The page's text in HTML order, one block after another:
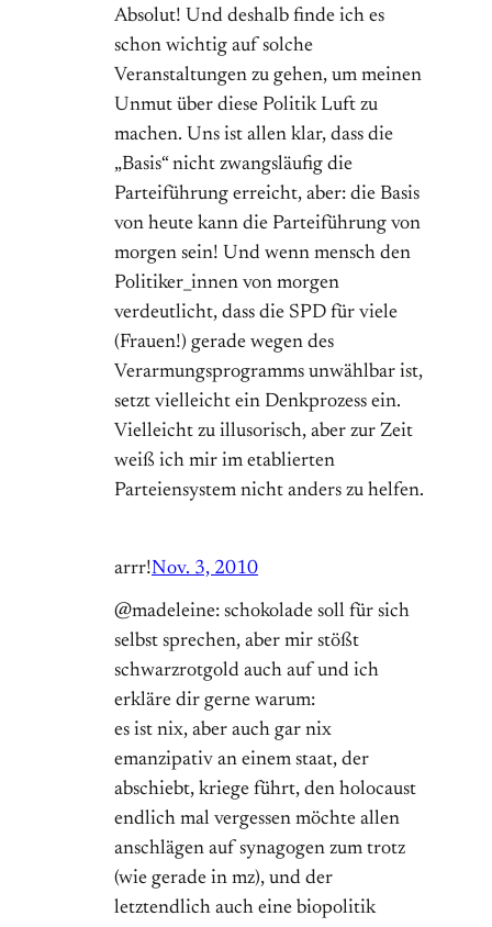
Absolut! Und deshalb finde ich es
schon wichtig auf solche
Veranstaltungen zu gehen, um meinen
Unmut über diese Politik Luft zu
machen. Uns ist allen klar, dass die
„Basis“ nicht zwangsläufig die
Parteiführung erreicht, aber: die Basis
von heute kann die Parteiführung von
morgen sein! Und wenn mensch den
Politiker_innen von morgen
verdeutlicht, dass die SPD für viele
(Frauen!) gerade wegen des
Verarmungsprogramms unwählbar ist,
setzt vielleicht ein Denkprozess ein.
Vielleicht zu illusorisch, aber zur Zeit
weiß ich mir im etablierten
Parteiensystem nicht anders zu helfen.
arrr!Nov. 3, 2010
@madeleine: schokolade soll für sich
selbst sprechen, aber mir stößt
schwarzrotgold auch auf und ich
erkläre dir gerne warum:
es ist nix, aber auch gar nix
emanzipativ an einem staat, der
abschiebt, kriege führt, den holocaust
endlich mal vergessen möchte allen
anschlägen auf synagogen zum trotz
(wie gerade in mz), und der
letztendlich auch eine biopolitik